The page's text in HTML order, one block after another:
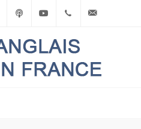
BlogSpotPodcastYoutube